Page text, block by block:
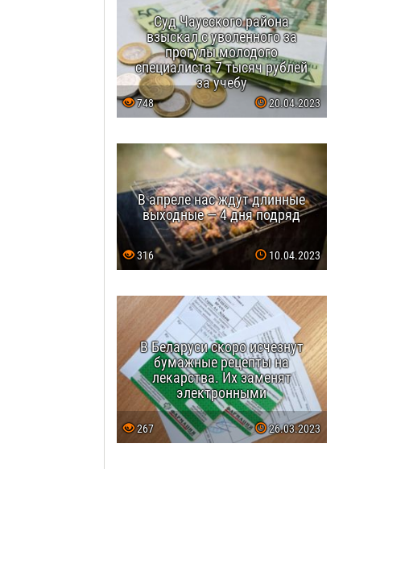
Суд Чаусского района
взыскал с уволенного за
прогулы молодого
специалиста 7 тысяч рублей
за учебу
748 20.04.2023
В апреле нас ждут длинные
выходные — 4 дня подряд
316 10.04.2023
В Беларуси скоро исчезнут
бумажные рецепты на
лекарства. Их заменят
электронными
267 26.03.2023